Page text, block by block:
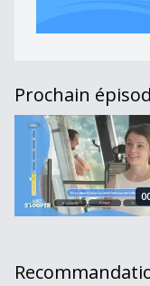
Prochain
Le quiz qui met